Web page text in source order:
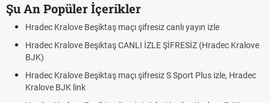
Şu An Popüler İçerikler
Kralove Beşiktaş maçı şifresiz canlı yayın izle
Kralove Beşiktaş CANLI İZLE ŞİFRESİZ (Hradec Kralove
Kralove Beşiktaş maçı şifresiz S Sport Plus izle, Hradec
BJK link